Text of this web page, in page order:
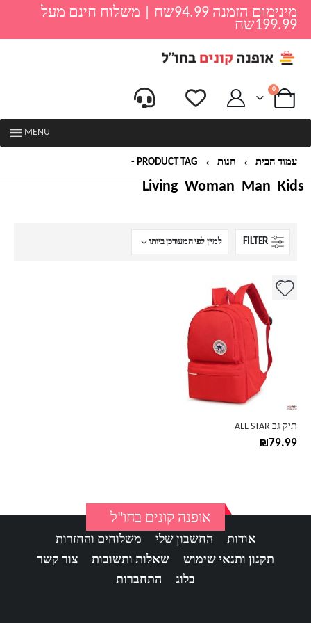
מינימום הזמנה 94.99שח | משלוח חינם מעל
199.99שח
0
MENU
עמוד הבית חנות PRODUCT TAG -
Kids
Man
Woman
Living
FILTER
תיק גב ALL STAR
₪79.99
למוצר
האפשרויות
אופנה קונים בחו"ל
אודות החשבון שלי
משלוחים והחזרות
תקנון ותנאי שימוש
שאלות ותשובות
צור קשר
בלוג
התחברות